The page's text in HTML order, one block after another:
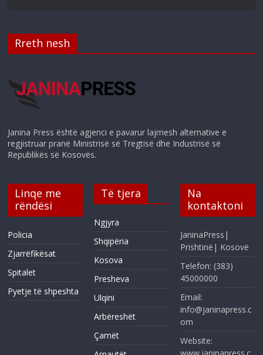
Rreth nesh
Janina Press është agjenci e pavarur lajmesh alternative e
regjistruar pranë Ministrisë së Tregtisë dhe Industrisë së
Republikës së Kosovës.
Linqe me
rëndësi
Policia
Zjarrëfikësat
Spitalet
Pyetje të shpeshta
Të tjera
Ngjyra
Shqipëria
Kosova
Presheva
Ulqini
Arbëreshët
Çamët
Na
kontaktoni
JaninaPress|
Prishtinë| Kosovë
Telefon: (383)
45000000
Email:
info@janinapress.c
om
Website: